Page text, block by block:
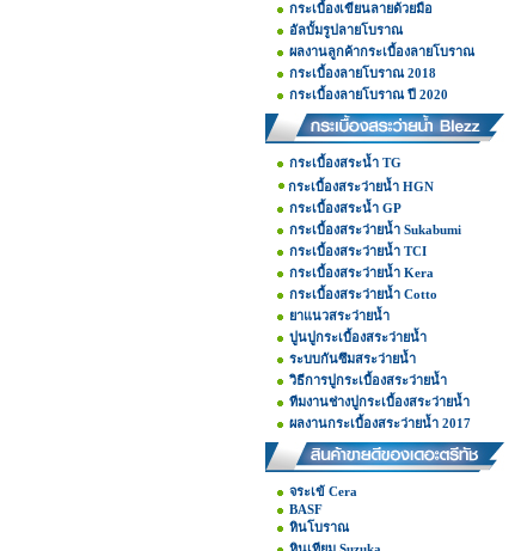
กระเบื้องเขียนลายด้วยมือ
อัลบั้มรูปลายโบราณ
ผลงานลูกค้ากระเบื้องลายโบราณ
กระเบื้องลายโบราณ 2018
กระเบื้องลายโบราณ ปี 2020
กระเบื้องสระน้ำ TG
กระเบื้องสระว่ายน้ำ HGN
กระเบื้องสระน้ำ GP
กระเบื้องสระว่ายน้ำ Sukabumi
กระเบื้องสระว่ายน้ำ TCI
กระเบื้องสระว่ายน้ำ Kera
กระเบื้องสระว่ายน้ำ Cotto
ยาแนวสระว่ายน้ำ
ปูนปูกระเบื้องสระว่ายน้ำ
ระบบกันซึมสระว่ายน้ำ
วิธีการปูกระเบื้องสระว่ายน้ำ
ทีมงานช่างปูกระเบื้องสระว่ายน้ำ
ผลงานกระเบื้องสระว่ายน้ำ 2017
จระเข้ Cera
BASF
หินโบราณ